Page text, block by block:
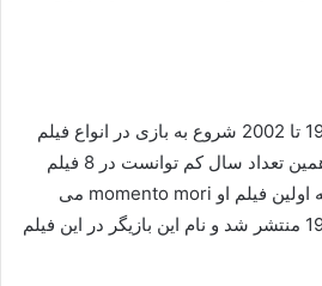
گونگ هیو جین، از سال 1999 تا 2002 شروع به بازی در انواع فیلم
های سینمایی کرد. وی در همین تعداد سال کم توانست در 8 فیلم
سینمایی ایفای نقش کند که اولین فیلم او momento mori می
باشد. این فیلم در سال 1999 منتشر شد و نام این بازیگر در این فیلم